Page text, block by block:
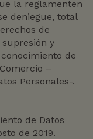
la reglamenten
deniegue, total
de
y
de
–
Personales-.
de Datos
de 2019.